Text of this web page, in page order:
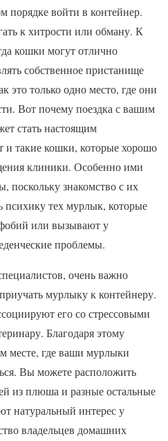
порядке войти в контейнер.
к хитрости или обману. К
кошки могут отлично
собственное пристанище
это только одно место, где они
Вот почему поездка с вашим
стать настоящим
и такие кошки, которые хорошо
клиники. Особенно ими
поскольку знакомство с их
психику тех мурлык, которые
или вызывают у
проблемы.
очень важно
мурлыку к контейнеру.
его со стрессовыми
Благодаря этому
месте, где ваши мурлыки
Вы можете расположить
из плюша и разные остальные
натуральный интерес у
владельцев домашних